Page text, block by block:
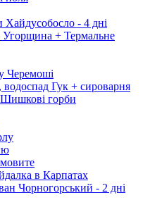
- 4 дні
Угорщина + Термальне
Черемоші
Гук + сироварня
Шишкові горби
в Карпатах
Чорногорський - 2 дні